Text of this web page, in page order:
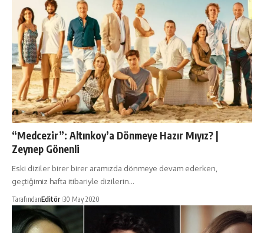
“Medcezir”: Altınkoy’a Dönmeye Hazır Mıyız? |
Zeynep Gönenli
Eski diziler birer birer aramızda dönmeye devam ederken,
geçtiğimiz hafta itibariyle dizilerin…
TarafındanEditör 30 May 2020